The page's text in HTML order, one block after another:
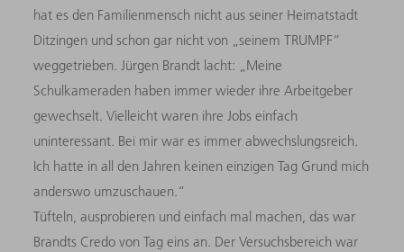
hat es den Familienmensch nicht aus seiner Heimatstadt
Ditzingen und schon gar nicht von „seinem TRUMPF“
weggetrieben. Jürgen Brandt lacht: „Meine
Schulkameraden haben immer wieder ihre Arbeitgeber
gewechselt. Vielleicht waren ihre Jobs einfach
uninteressant. Bei mir war es immer abwechslungsreich.
Ich hatte in all den Jahren keinen einzigen Tag Grund mich
anderswo umzuschauen.“
Tüfteln, ausprobieren und einfach mal machen, das war
Brandts Credo von Tag eins an. Der Versuchsbereich war